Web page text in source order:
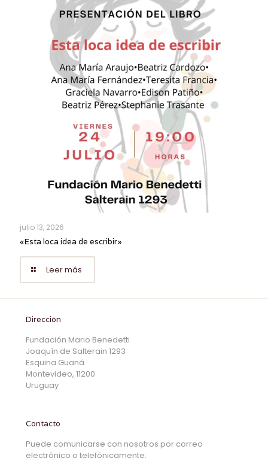
julio 13, 2026
«Esta loca idea de escribir»
Leer más
Dirección
Fundación Mario Benedetti
Joaquín de Salterain 1293
Esquina Guaná
Montevideo, 11200
Uruguay
Contacto
Puede comunicarse con nosotros por correo
electrónico o telefónicamente: